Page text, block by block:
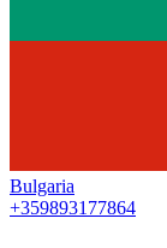
Bulgaria
+359893177864